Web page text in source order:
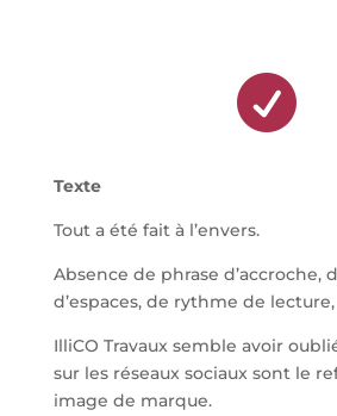

Texte
Tout a été fait à l’envers.
Absence de phrase d’accroche,
d’espaces, de rythme de lecture,
IlliCO Travaux semble avoir
sur les réseaux sociaux sont le
image de marque.